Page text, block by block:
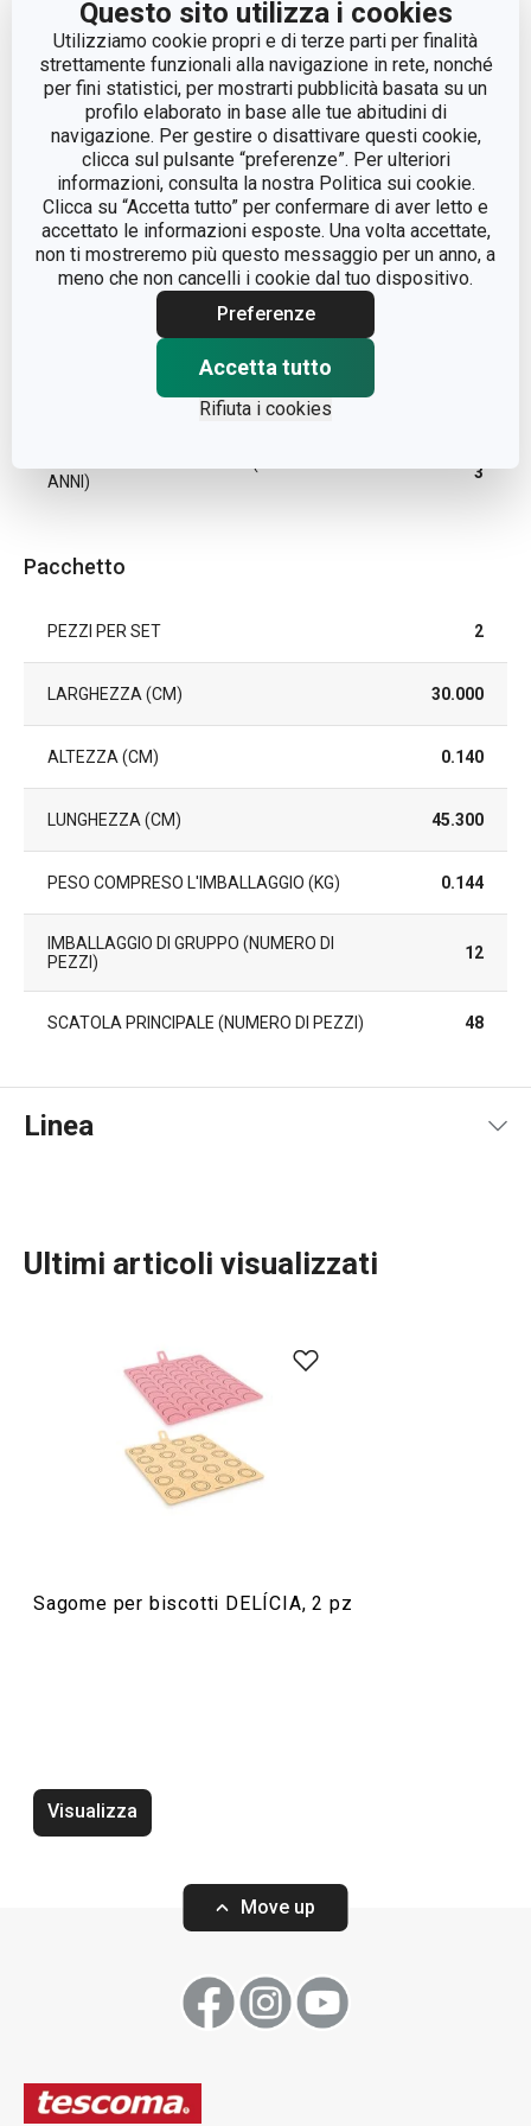
Questo sito utilizza i cookies
Utilizziamo cookie propri e di terze parti per finalità
strettamente funzionali alla navigazione in rete, nonché
per fini statistici, per mostrarti pubblicità basata su un
profilo elaborato in base alle tue abitudini di
navigazione. Per gestire o disattivare questi cookie,
clicca sul pulsante “preferenze”. Per ulteriori
informazioni, consulta la nostra Politica sui cookie.
Clicca su “Accetta tutto” per confermare di aver letto e
accettato le informazioni esposte. Una volta accettate,
non ti mostreremo più questo messaggio per un anno, a
meno che non cancelli i cookie dal tuo dispositivo.
Preferenze
Accetta tutto
Rifiuta i cookies
CATEGORIA
utensili da
forno
LINEA DI PRODOTTO DELÍCIA
MATERIALE plastica
COLORE Rosa
LAVAGGIO IN LAVASTOVIGLIE
8592973118230
ANNI)
3
Pacchetto
PEZZI PER SET 2
LARGHEZZA (CM) 30.000
ALTEZZA (CM) 0.140
LUNGHEZZA (CM) 45.300
PESO COMPRESO L'IMBALLAGGIO (KG) 0.144
IMBALLAGGIO DI GRUPPO (NUMERO DI
PEZZI)
12
SCATOLA PRINCIPALE (NUMERO DI PEZZI) 48
Linea
Cuocere in forno
Preparazione degli alimenti
Ultimi articoli visualizzati
Sagome per biscotti DELÍCIA, 2 pz
Visualizza
Move up